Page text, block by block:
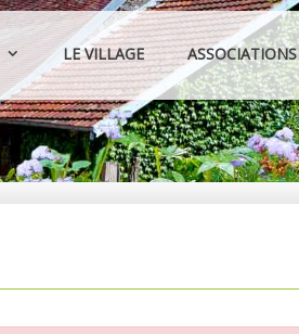
LE VILLAGE ASSOCIATIONS